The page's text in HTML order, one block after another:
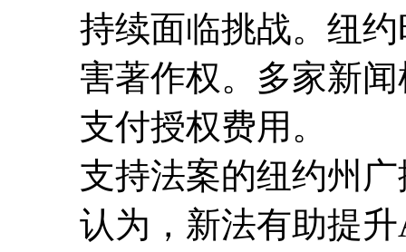
持续面临挑战。纽
害著作权。多家新
支付授权费用。
支持法案的纽约州
认为，新法有助提